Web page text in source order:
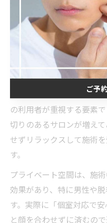
質が満足度を左右する傾
の方は特に、サロンの安
イントです。
プライベート感が魅力の
手の脱毛を受ける際、施
の利用者が重視する要素
切りのあるサロンが増え
せずリラックスして施術
す。
プライベート空間は、施
効果があり、特に男性や
す。実際に「個室対応で
と顔を合わせずに済むの
ご予
ご予